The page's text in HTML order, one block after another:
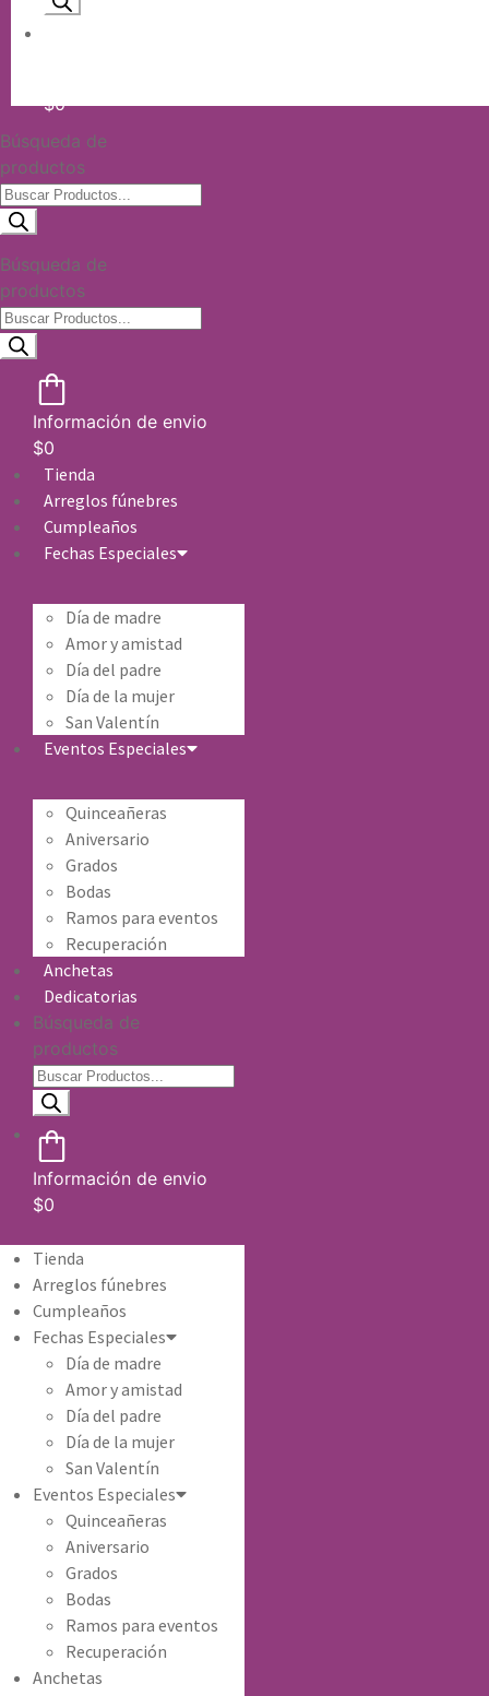
$0
Búsqueda de
productos
Búsqueda de
productos
Información de envio
$0
Tienda
Arreglos fúnebres
Cumpleaños
Fechas Especiales
Día de madre
Amor y amistad
Día del padre
Día de la mujer
San Valentín
Eventos Especiales
Quinceañeras
Aniversario
Grados
Bodas
Ramos para eventos
Recuperación
Anchetas
Dedicatorias
Búsqueda de
productos
Información de envio
$0
Tienda
Arreglos fúnebres
Cumpleaños
Fechas Especiales
Día de madre
Amor y amistad
Día del padre
Día de la mujer
San Valentín
Eventos Especiales
Quinceañeras
Aniversario
Grados
Bodas
Ramos para eventos
Recuperación
Anchetas